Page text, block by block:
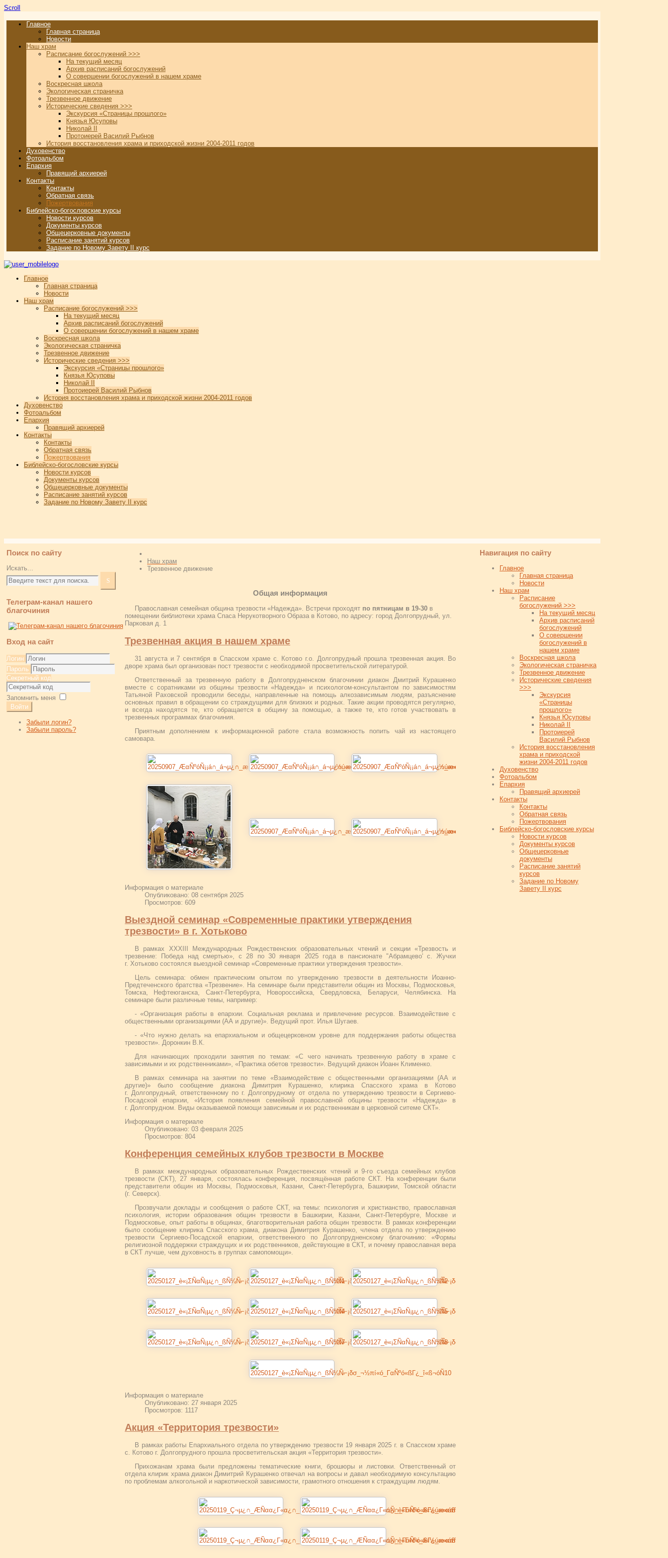
Scroll
Главное
Главная страница
Новости
Наш храм
Расписание богослужений >>>
На текущий месяц
Архив расписаний богослужений
О совершении богослужений в нашем храме
Воскресная школа
Экологическая страничка
Трезвенное движение
Исторические сведения >>>
Экскурсия «Страницы прошлого»
Князья Юсуповы
Николай II
Протоиерей Василий Рыбнов
История восстановления храма и приходской жизни 2004-2011 годов
Духовенство
Фотоальбом
Епархия
Правящий архиерей
Контакты
Контакты
Обратная связь
Пожертвования
Библейско-богословские курсы
Новости курсов
Документы курсов
Общецерковные документы
Расписание занятий курсов
Задание по Новому Завету II курс
Главное
Главная страница
Новости
Наш храм
Расписание богослужений >>>
На текущий месяц
Архив расписаний богослужений
О совершении богослужений в нашем храме
Воскресная школа
Экологическая страничка
Трезвенное движение
Исторические сведения >>>
Экскурсия «Страницы прошлого»
Князья Юсуповы
Николай II
Протоиерей Василий Рыбнов
История восстановления храма и приходской жизни 2004-2011 годов
Духовенство
Фотоальбом
Епархия
Правящий архиерей
Контакты
Контакты
Обратная связь
Пожертвования
Библейско-богословские курсы
Новости курсов
Документы курсов
Общецерковные документы
Расписание занятий курсов
Задание по Новому Завету II курс
Поиск по сайту
Искать...
Телеграм-канал нашего
благочиния
Вход на сайт
Логин
Пароль
Секретный код
Запомнить меня
Войти
Забыли логин?
Забыли пароль?
Навигация по сайту
Главное
Главная страница
Новости
Наш храм
Расписание
богослужений >>>
На текущий месяц
Архив расписаний
богослужений
О совершении
богослужений в
нашем храме
Воскресная школа
Экологическая страничка
Трезвенное движение
Исторические сведения
>>>
Экскурсия
«Страницы
прошлого»
Князья Юсуповы
Николай II
Протоиерей
Василий Рыбнов
История восстановления
храма и приходской
жизни 2004-2011 годов
Духовенство
Фотоальбом
Епархия
Правящий архиерей
Контакты
Контакты
Обратная связь
Пожертвования
Библейско-богословские курсы
Новости курсов
Документы курсов
Общецерковные
документы
Расписание занятий
курсов
Задание по Новому
Завету II курс
Наш храм
Трезвенное движение
Общая информация
Православная семейная община трезвости «Надежда». Встречи проходят по пятницам в 19-30 в
помещении библиотеки храма Спаса Нерукотворного Образа в Котово, по адресу: город Долгопрудный, ул.
Парковая д. 1
Трезвенная акция в нашем храме
31 августа и 7 сентября в Спасском храме с. Котово г.о. Долгопрудный прошла трезвенная акция. Во
дворе храма был организован пост трезвости с необходимой просветительской литературой.
Ответственный за трезвенную работу в Долгопрудненском благочинии диакон Дмитрий Курашенко
вместе с соратниками из общины трезвости «Надежда» и психологом-консультантом по зависимостям
Татьяной Раховской проводили беседы, направленные на помощь алкозависимым людям, разъяснение
основных правил в обращении со страждущими для близких и родных. Такие акции проводятся регулярно,
и всегда находятся те, кто обращается в общину за помощью, а также те, кто готов участвовать в
трезвенных программах благочиния.
Приятным дополнением к информационной работе стала возможность попить чай из настоящего
самовара.
Информация о материале
Опубликовано: 08 сентября 2025
Просмотров: 609
Выездной семинар «Современные практики утверждения
трезвости» в г. Хотьково
В рамках XXХIII Международных Рождественских образовательных чтений и секции «Трезвость и
трезвение: Победа над смертью», с 28 по 30 января 2025 года в пансионате "Абрамцево' с. Жучки
г. Хотьково состоялся выездной семинар «Современные практики утверждения трезвости».
Цель семинара: обмен практическим опытом по утверждению трезвости в деятельности Иоанно-
Предтеченского братства «Трезвение». На семинаре были представители общин из Москвы, Подмосковья,
Томска, Нефтеюганска, Санкт-Петербурга, Новороссийска, Свердловска, Беларуси, Челябинска. На
семинаре были различные темы, например:
- «Организация работы в епархии. Социальная реклама и привлечение ресурсов. Взаимодействие с
общественными организациями (АА и другие)». Ведущий прот. Илья Шугаев.
- «Что нужно делать на епархиальном и общецерковном уровне для поддержания работы общества
трезвости». Доронкин В.К.
Для начинающих проходили занятия по темам: «С чего начинать трезвенную работу в храме с
зависимыми и их родственниками», «Практика обетов трезвости». Ведущий диакон Иоанн Клименко.
В рамках семинара на занятии по теме «Взаимодействие с общественными организациями (АА и
другие)» было сообщение диакона Димитрия Курашенко, клирика Спасского храма в Котово
г. Долгопрудный, ответственному по г. Долгопрудному от отдела по утверждению трезвости в Сергиево-
Посадской епархии, «История появления семейной православной общины трезвости «Надежда» в
г. Долгопрудном. Виды оказываемой помощи зависимым и их родственникам в церковной ситеме СКТ».
Информация о материале
Опубликовано: 03 февраля 2025
Просмотров: 804
Конференция семейных клубов трезвости в Москве
В рамках международных образовательных Рождественских чтений и 9-го съезда семейных клубов
трезвости (СКТ), 27 января, состоялась конференция, посвящённая работе СКТ. На конференции были
представители общин из Москвы, Подмосковья, Казани, Санкт-Петербурга, Башкирии, Томской области
(г. Северск).
Прозвучали доклады и сообщения о работе СКТ, на темы: психология и христианство, православная
психология, истории образования общин трезвости в Башкирии, Казани, Санкт-Петербурге, Москве и
Подмосковье, опыт работы в общинах, благотворительная работа общин трезвости. В рамках конференции
было сообщение клирика Спасского храма, диакона Димитрия Курашенко, члена отдела по утверждению
трезвости Сергиево-Посадской епархии, ответственного по Долгопрудненскому благочинию: «Формы
религиозной поддержки страждущих и их родственников, действующие в СКТ, и почему православная вера
в СКТ лучше, чем духовность в группах самопомощи».
Информация о материале
Опубликовано: 27 января 2025
Просмотров: 1117
Акция «Территория трезвости»
В рамках работы Епархиального отдела по утверждению трезвости 19 января 2025 г. в Спасском храме
с. Котово г. Долгопрудного прошла просветительская акция «Территория трезвости».
Прихожанам храма были предложены тематические книги, брошюры и листовки. Ответственный от
отдела клирик храма диакон Димитрий Курашенко отвечал на вопросы и давал необходимую консультацию
по проблемам алкогольной и наркотической зависимости, грамотного отношения к страждущим людям.